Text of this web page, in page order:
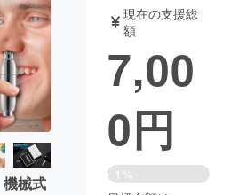
音楽
ガジェット ゲーム・サ
書籍・雑誌
チャレンジ
械式
現在の支援総
額
7,00
0円
1%